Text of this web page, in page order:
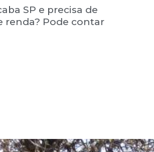
SP e precisa de
renda? Pode contar